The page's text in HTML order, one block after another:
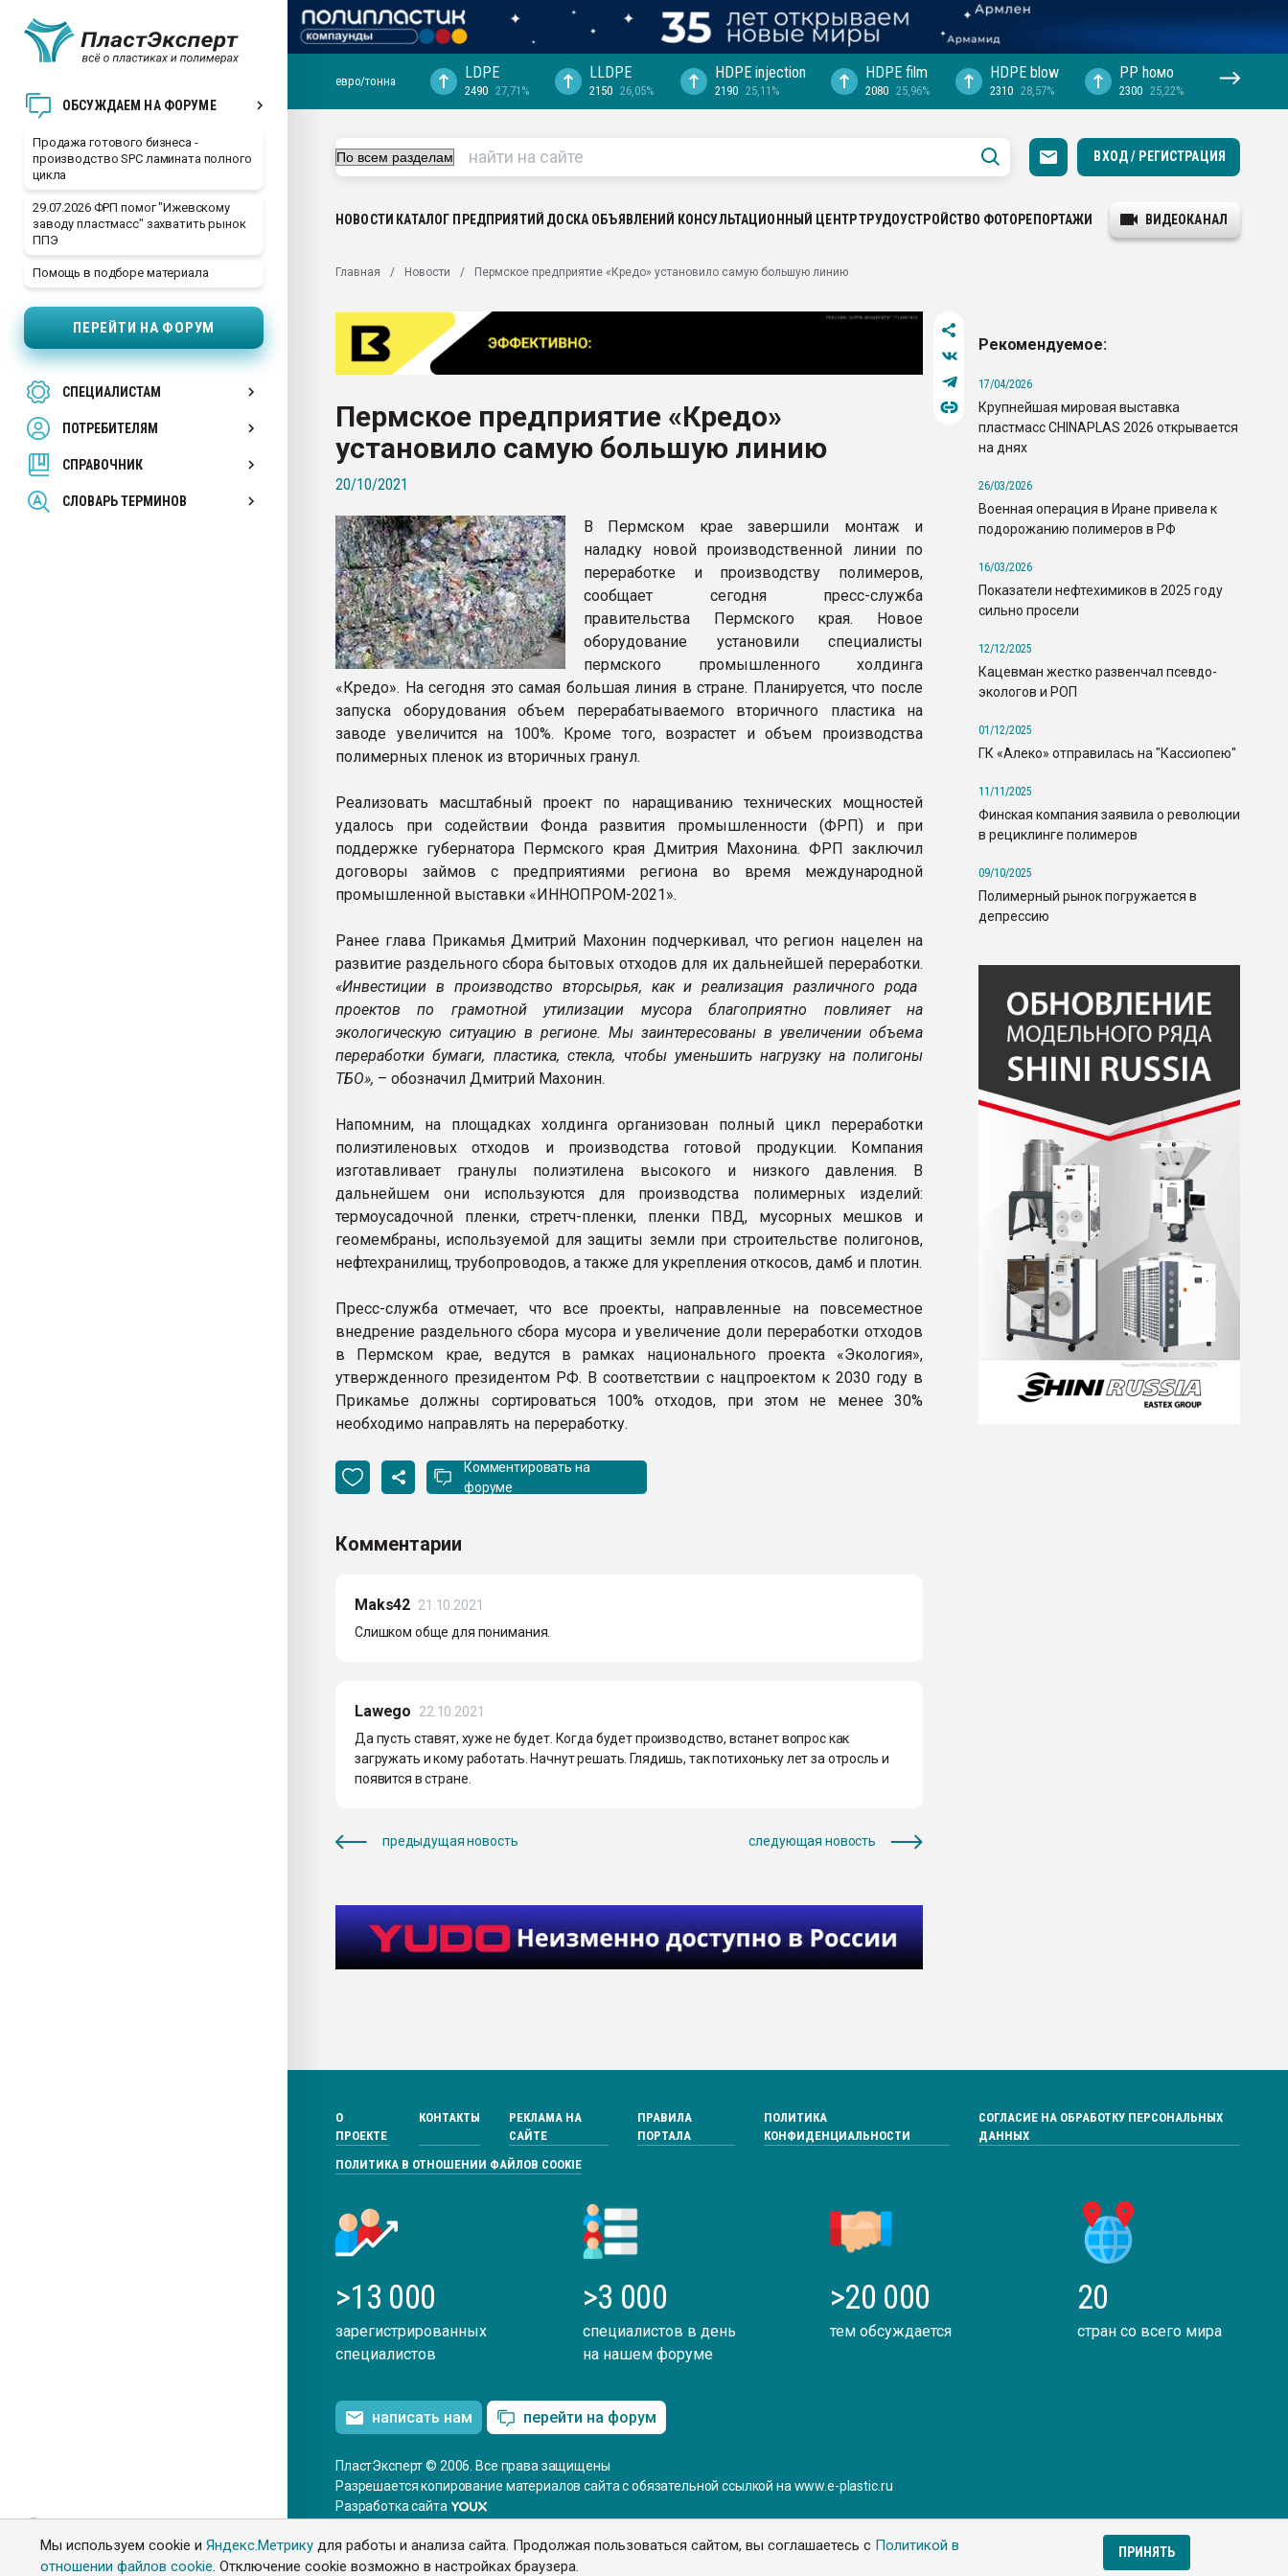
Мы используем cookie иЯндекс.Метрику для работы и анализа сайта. Продолжая пользоваться сайтом, вы соглашаетесь с Политикой в
отношении файлов cookie. Отключение cookie возможно в настройках браузера.
ПРИНЯТЬ
ОБСУЖДАЕМ НА ФОРУМЕ
Продажа готового бизнеса -
производство SPC ламината полного
цикла
29.07.2026 ФРП помог "Ижевскому
заводу пластмасс" захватить рынок
ППЭ
Помощь в подборе материала
ПЕРЕЙТИ НА ФОРУМ
СПЕЦИАЛИСТАМ
ПОТРЕБИТЕЛЯМ
СПРАВОЧНИК
СЛОВАРЬ ТЕРМИНОВ
28.07.2026 "Технониколь" довольна
Всё, что касается выдува ПЭТ
Материал поверхности пуансона для
Продам отходы Композиция
поликарбоната и АБС-пластика
Armaloy PC/ABS-1IM черный цвет
Профильная литература. Продажа,
покупка, обмен
евро/тонна LDPE
2490 27,71%
LLDPE
2150 26,05%
HDPE injection
2190 25,11%
HDPE film
2080 25,96%
HDPE blow
2310 28,57%
PP hомо
2300 25,22%
ВХОД / РЕГИСТРАЦИЯ
НОВОСТИ КАТАЛОГ ПРЕДПРИЯТИЙ ДОСКА ОБЪЯВЛЕНИЙ КОНСУЛЬТАЦИОННЫЙ ЦЕНТРТРУДОУСТРОЙСТВО ФОТОРЕПОРТАЖИ ВИДЕОКАНАЛ
Главная Новости Пермское предприятие «Кредо» установило самую большую линию
Пермское предприятие «Кредо»
установило самую большую линию
20/10/2021
В Пермском крае завершили монтаж и
наладку новой производственной линии по
переработке и производству полимеров,
сообщает сегодня пресс-служба
правительства Пермского края. Новое
оборудование установили специалисты
пермского промышленного холдинга
«Кредо». На сегодня это самая большая линия в стране. Планируется, что после
запуска оборудования объем перерабатываемого вторичного пластика на
заводе увеличится на 100%. Кроме того, возрастет и объем производства
полимерных пленок из вторичных гранул.
Реализовать масштабный проект по наращиванию технических мощностей
удалось при содействии Фонда развития промышленности (ФРП) и при
поддержке губернатора Пермского края Дмитрия Махонина. ФРП заключил
договоры займов с предприятиями региона во время международной
промышленной выставки «ИННОПРОМ-2021».
Ранее глава Прикамья Дмитрий Махонин подчеркивал, что регион нацелен на
развитие раздельного сбора бытовых отходов для их дальнейшей переработки.
«Инвестиции в производство вторсырья, как и реализация различного рода
проектов по грамотной утилизации мусора благоприятно повлияет на
экологическую ситуацию в регионе. Мы заинтересованы в увеличении объема
переработки бумаги, пластика, стекла, чтобы уменьшить нагрузку на полигоны
ТБО», – обозначил Дмитрий Махонин.
Напомним, на площадках холдинга организован полный цикл переработки
полиэтиленовых отходов и производства готовой продукции. Компания
изготавливает гранулы полиэтилена высокого и низкого давления. В
дальнейшем они используются для производства полимерных изделий:
термоусадочной пленки, стретч-пленки, пленки ПВД, мусорных мешков и
геомембраны, используемой для защиты земли при строительстве полигонов,
нефтехранилищ, трубопроводов, а также для укрепления откосов, дамб и плотин.
Пресс-служба отмечает, что все проекты, направленные на повсеместное
внедрение раздельного сбора мусора и увеличение доли переработки отходов
в Пермском крае, ведутся в рамках национального проекта «Экология»,
утвержденного президентом РФ. В соответствии с нацпроектом к 2030 году в
Прикамье должны сортироваться 100% отходов, при этом не менее 30%
необходимо направлять на переработку.
Комментировать на
форуме
Комментарии
Maks42 21.10.2021
Слишком обще для понимания.
Lawego
22.10.2021
Да пусть ставят, хуже не будет. Когда будет производство, встанет вопрос как
загружать и кому работать. Начнут решать. Глядишь, так потихоньку лет за отросль и
появится в стране.
предыдущая новость следующая новость
Рекомендуемое:
17/04/2026
Крупнейшая мировая выставка
пластмасс CHINAPLAS 2026 открывается
на днях
26/03/2026
Военная операция в Иране привела к
подорожанию полимеров в РФ
16/03/2026
Показатели нефтехимиков в 2025 году
сильно просели
12/12/2025
Кацевман жестко развенчал псевдо-
экологов и РОП
01/12/2025
ГК «Алеко» отправилась на "Кассиопею"
11/11/2025
Финская компания заявила о революции
в рециклинге полимеров
09/10/2025
Полимерный рынок погружается в
депрессию
О
ПРОЕКТЕ
КОНТАКТЫ
РЕКЛАМА НА
САЙТЕ
ПРАВИЛА
ПОРТАЛА
ПОЛИТИКА
КОНФИДЕНЦИАЛЬНОСТИ
СОГЛАСИЕ НА ОБРАБОТКУ ПЕРСОНАЛЬНЫХ
ДАННЫХ
ПОЛИТИКА В ОТНОШЕНИИ ФАЙЛОВ COOKIE
>13 000
зарегистрированных
специалистов
>3 000
специалистов в день
на нашем форуме
>20 000
тем обсуждается
20
стран со всего мира
написать нам перейти на форум
ПластЭксперт © 2006. Все права защищены
Разрешается копирование материалов сайта с обязательной ссылкой на www.e-plastic.ru
Разработка сайта